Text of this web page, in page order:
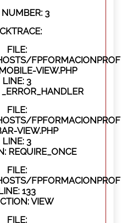
3
FILE:
VIEW.PHP
LINE: 3
FILE:
VIEW.PHP
LINE: 3
REQUIRE_ONCE
FILE:
133
VIEW
FILE: